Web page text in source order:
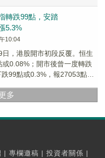
轉跌99點，安踏
5.3%
10:04
日，港股開市初段反覆。恒生
0.08%；開市後曾一度轉跌
99點或0.3%，報27053點。
多
| 專欄邀稿 | 投資者關係 |